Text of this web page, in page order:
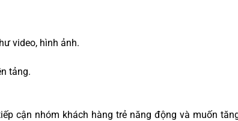
video, hình ảnh.
tảng.
cận nhóm khách hàng trẻ năng động và muốn